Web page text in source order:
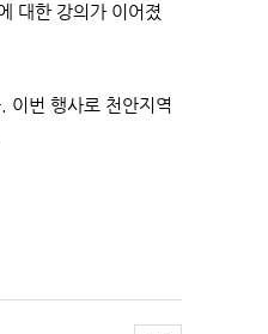
대한 강의가 이어졌
이번 행사로 천안지역